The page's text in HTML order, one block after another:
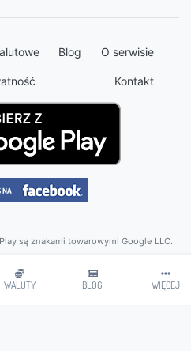
WALUTY BLOG WIĘCEJ
Blog O serwisie
Kontakt
są znakami towarowymi Google LLC.